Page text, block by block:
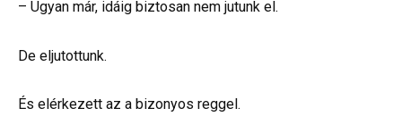
– Ugyan már, idáig biztosan nem jutunk el.
De eljutottunk.
És elérkezett az a bizonyos reggel.